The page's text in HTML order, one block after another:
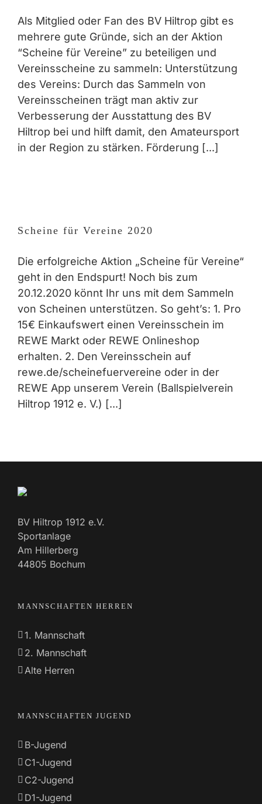
Als Mitglied oder Fan des BV Hiltrop gibt es
mehrere gute Gründe, sich an der Aktion
“Scheine für Vereine” zu beteiligen und
Vereinsscheine zu sammeln: Unterstützung
des Vereins: Durch das Sammeln von
Vereinsscheinen trägt man aktiv zur
Verbesserung der Ausstattung des BV
Hiltrop bei und hilft damit, den Amateursport
in der Region zu stärken. Förderung [...]
Scheine für Vereine 2020
Die erfolgreiche Aktion „Scheine für Vereine“
geht in den Endspurt! Noch bis zum
20.12.2020 könnt Ihr uns mit dem Sammeln
von Scheinen unterstützen. So geht’s: 1. Pro
15€ Einkaufswert einen Vereinsschein im
REWE Markt oder REWE Onlineshop
erhalten. 2. Den Vereinsschein auf
rewe.de/scheinefuervereine oder in der
REWE App unserem Verein (Ballspielverein
Hiltrop 1912 e. V.) [...]
BV Hiltrop 1912 e.V.
Sportanlage
Am Hillerberg
44805 Bochum
MANNSCHAFTEN HERREN
1. Mannschaft
2. Mannschaft
Alte Herren
MANNSCHAFTEN JUGEND
B-Jugend
C1-Jugend
C2-Jugend
D1-Jugend